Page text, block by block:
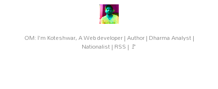
OM: I'm Koteshwar, A Web developer | Author | Dharma Analyst |
Nationalist | RSS | 🚩